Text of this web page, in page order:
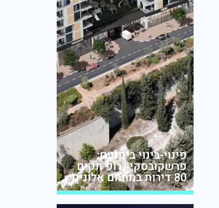
פינוי-בינוי ביקנעם:
פרשקובסקי גרופ תקים
80 דירות במתחם אלונים